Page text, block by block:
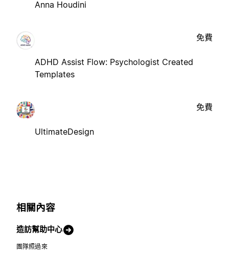
Anna Houdini
ADHD Assist Flow: Psychologist Created
Templates
免費
UltimateDesign
免費
相關內容
造訪幫助中心
團隊照過來